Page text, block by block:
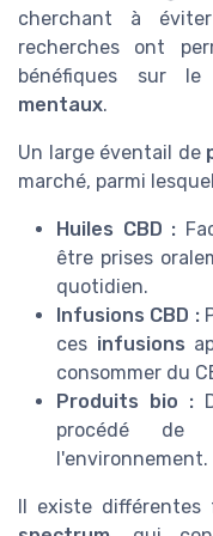
cherchant à
recherches ont
bénéfiques sur le
mentaux.
Un large éventail de
marché, parmi
Huiles CBD :
être prises
quotidien.
Infusions CBD :
ces infusions
consommer du
Produits bio :
procédé de
l'environnement.
Il existe différentes